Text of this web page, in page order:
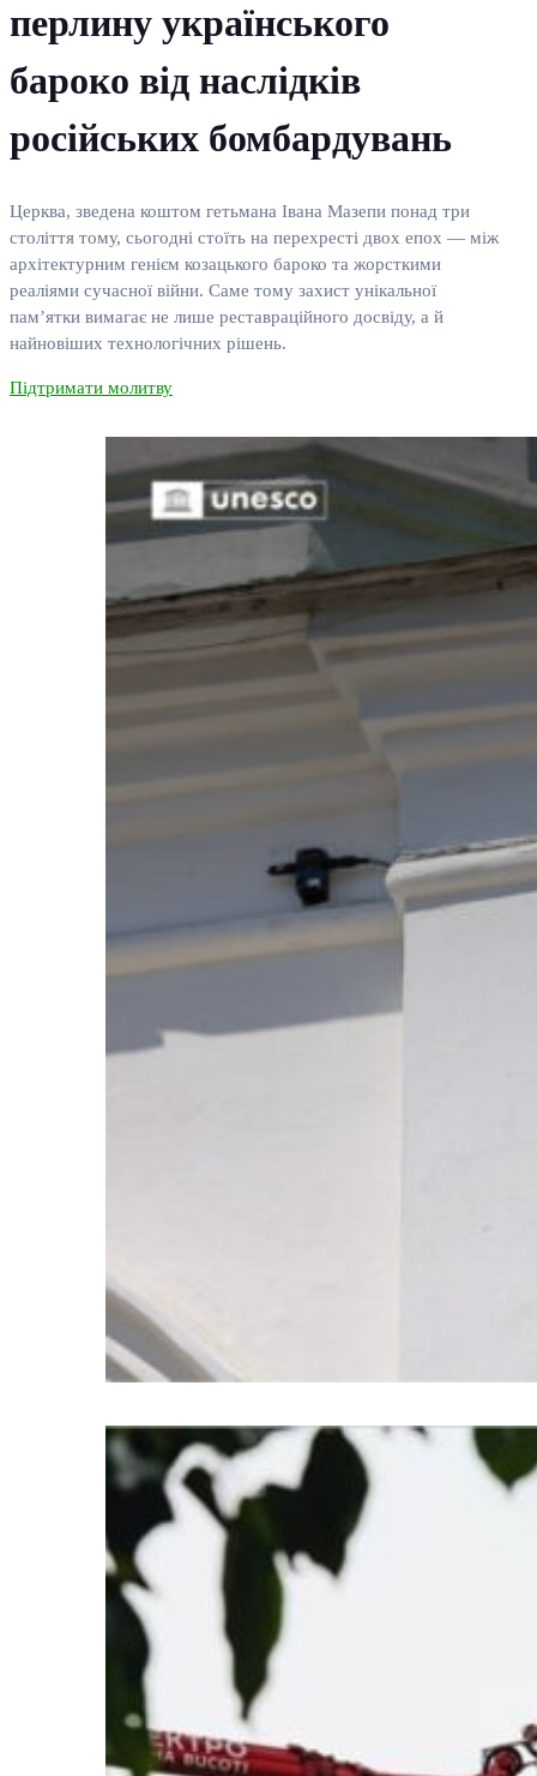
перлину українського
бароко від наслідків
російських бомбардувань
Церква, зведена коштом гетьмана Івана Мазепи понад три
століття тому, сьогодні стоїть на перехресті двох епох — між
архітектурним генієм козацького бароко та жорсткими
реаліями сучасної війни. Саме тому захист унікальної
пам’ятки вимагає не лише реставраційного досвіду, а й
найновіших технологічних рішень.
Підтримати молитву